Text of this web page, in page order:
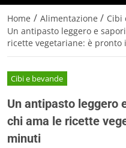
Home / Alimentazione / Cibi
Un antipasto leggero e
ricette vegetariane: è pronto
Cibi e bevande
Un antipasto leggero
chi ama le ricette
minuti